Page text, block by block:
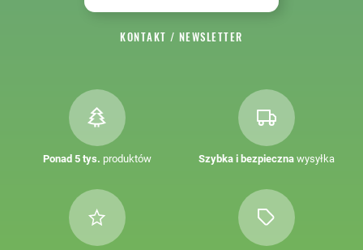
KONTAKT / NEWSLETTER
Ponad 5 tys. produktów Szybka i bezpiecznawysyłka